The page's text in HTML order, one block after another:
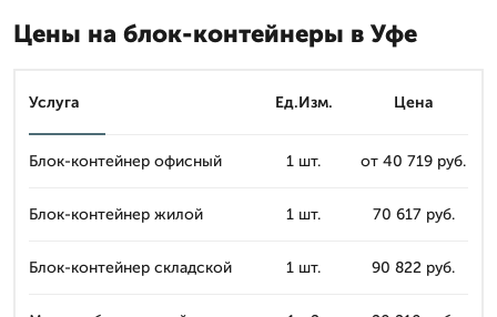
Цены на блок-контейнеры в Уфе
Услуга Ед.Изм. Цена
Блок-контейнер офисный 1 шт. от 40 719 руб.
Блок-контейнер жилой 1 шт. 70 617 руб.
Блок-контейнер складской 1 шт. 90 822 руб.